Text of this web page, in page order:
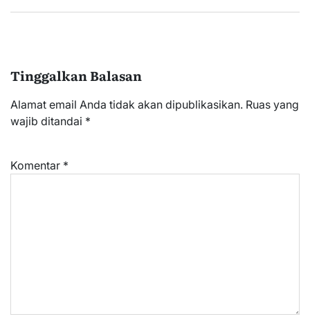
Tinggalkan Balasan
Alamat email Anda tidak akan dipublikasikan. Ruas yang
wajib ditandai *
Komentar *